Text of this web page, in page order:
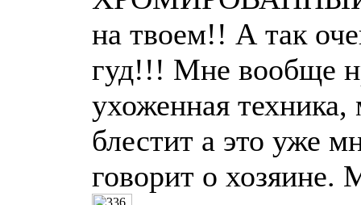
на твоем!! А так
гуд!!! Мне вообще
ухоженная техника,
блестит а это уже
говорит о хозяине.